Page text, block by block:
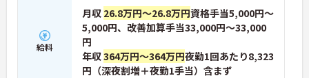
給料
月収 26.8万円～26.8万円資格手当5,000円～
5,000円、改善加算手当33,000円～33,000
円
年収364万円～364万円夜勤1回あたり8,323
円（深夜割増＋夜勤1手当）含まず